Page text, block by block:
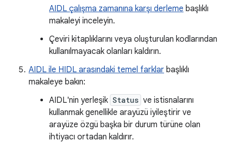
AIDL çalışma zamanına karşı derleme başlıklı
makaleyi inceleyin.
Çeviri kitaplıklarını veya oluşturulan kodlarından
kullanılmayacak olanları kaldırın.
AIDL ile HIDL arasındaki temel farklar başlıklı
makaleye bakın:
AIDL'nin yerleşik Status ve istisnalarını
kullanmak genellikle arayüzü iyileştirir ve
arayüze özgü başka bir durum türüne olan
ihtiyacı ortadan kaldırır.